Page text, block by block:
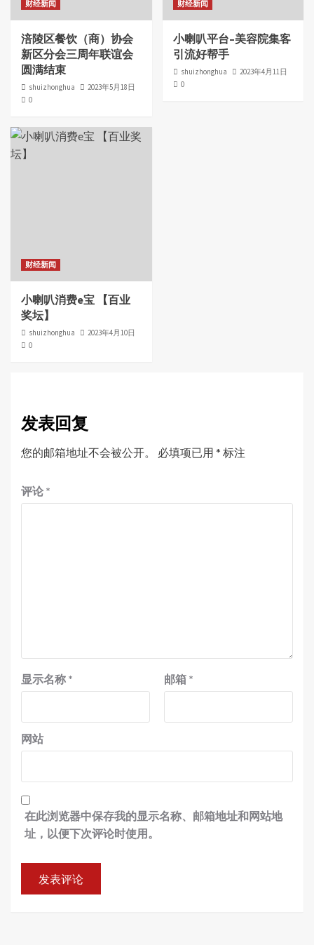
财经新闻
涪陵区餐饮（商）协会
新区分会三周年联谊会
圆满结束
shuizhonghua
2023年5月18日
0
财经新闻
小喇叭平台–美容院集客
引流好帮手
shuizhonghua
2023年4月11日
0
财经新闻
小喇叭消费e宝 【百业
奖坛】
shuizhonghua
2023年4月10日
0
发表回复
您的邮箱地址不会被公开。 必填项已用 * 标注
评论 *
显示名称 * 邮箱 *
网站
在此浏览器中保存我的显示名称、邮箱地址和网站地
址，以便下次评论时使用。